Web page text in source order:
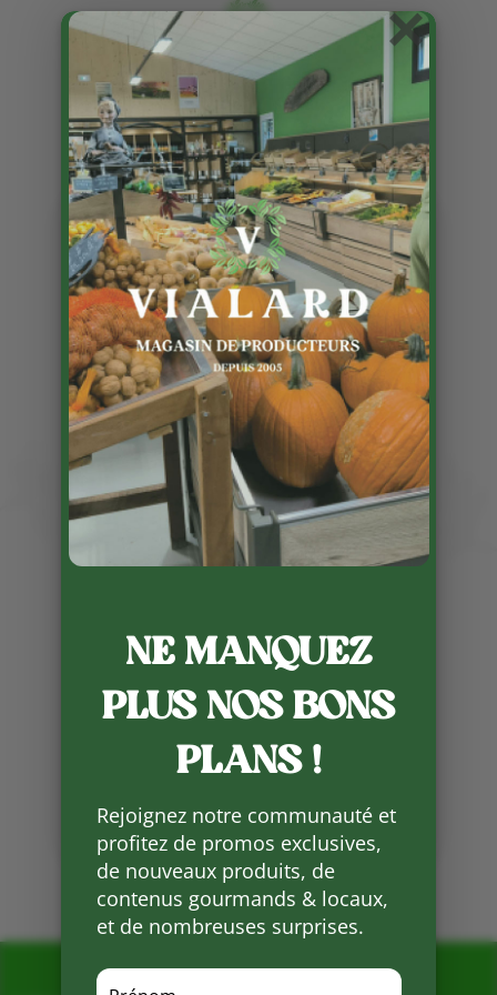
Les fèves sont là !!
Publié le 30 05 2023
petits plats à faire en cette
période d’entre deux saisons un
peu plus longues que les années
précédentes .
Partager
Facebook
Mots clés :
NE MANQUEZ
PLUS NOS BONS
PLANS !
Rejoignez notre communauté et
profitez de promos exclusives,
de nouveaux produits, de
contenus gourmands & locaux,
et de nombreuses surprises.
×